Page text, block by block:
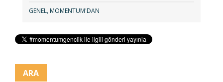
GENEL,MOMENTUM'DAN